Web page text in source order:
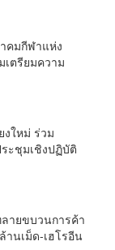
คมกีฬาแห่ง
เตรียมความ
วชน ยุวชน และ
ใหม่ ร่วม
ะชุมเชิงปฏิบัติ
รุก ขับเคลื่อน
ายขบวนการค้า
านเม็ด-เฮโรอีน